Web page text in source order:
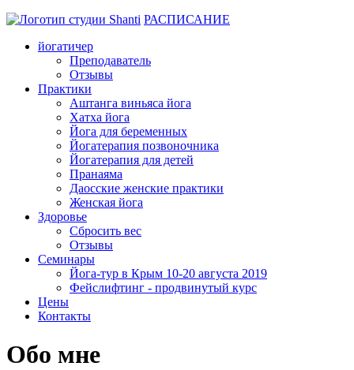
РАСПИСАНИЕ
йогатичер
Преподаватель
Отзывы
Практики
Аштанга виньяса йога
Хатха йога
Йога для беременных
Йогатерапия позвоночника
Йогатерапия для детей
Пранаяма
Даосские женские практики
Женская йога
Здоровье
Сбросить вес
Отзывы
Семинары
Йога-тур в Крым 10-20 августа 2019
Фейслифтинг - продвинутый курс
Цены
Контакты
Обо мне